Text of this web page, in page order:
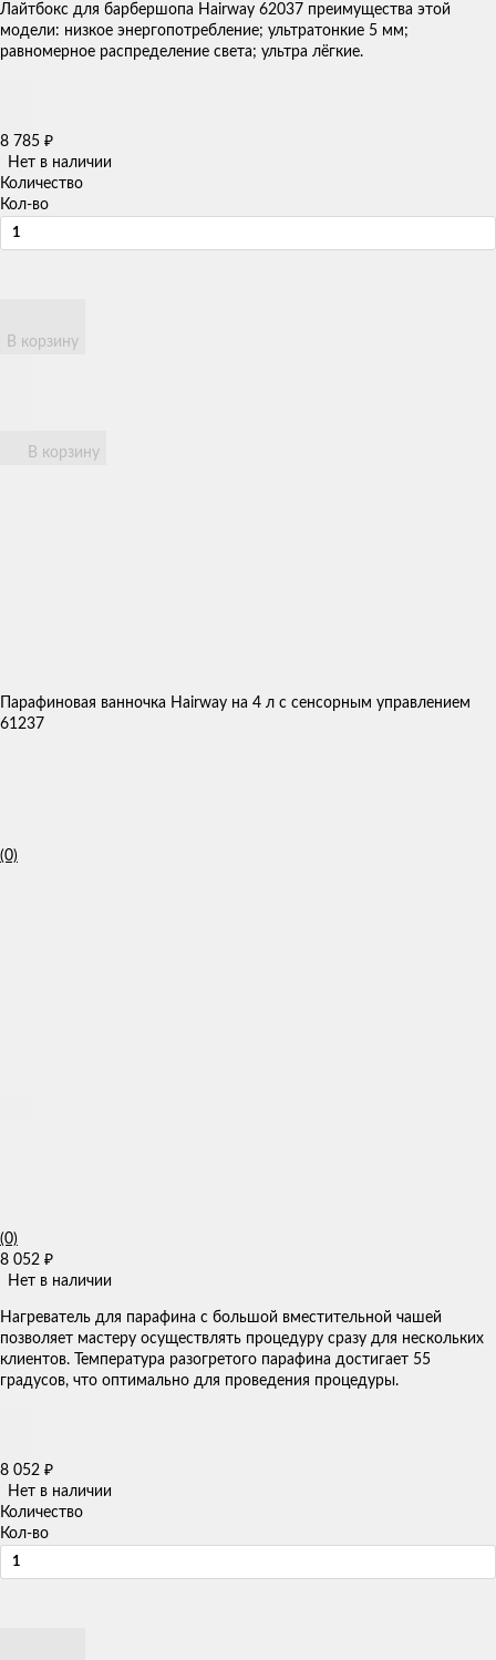
Лайтбокс для барбершопа Hairway 62037 преимущества этой
модели: низкое энергопотребление; ультратонкие 5 мм;
равномерное распределение света; ультра лёгкие.
8 785 ₽
Нет в наличии
Количество
Кол-во
В корзину
В корзину
Парафиновая ванночка Hairway на 4 л с сенсорным управлением
61237
(0)
(0)
8 052 ₽
Нет в наличии
Нагреватель для парафина с большой вместительной чашей
позволяет мастеру осуществлять процедуру сразу для нескольких
клиентов. Температура разогретого парафина достигает 55
градусов, что оптимально для проведения процедуры.
8 052 ₽
Нет в наличии
Количество
Кол-во